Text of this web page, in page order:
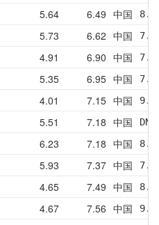
5.64 6.49 中国
5.73 6.62 中国
4.91 6.90 中国
5.35 6.95 中国
4.01 7.15 中国
5.51 7.18 中国
6.23 7.18 中国
5.93 7.37 中国
4.65 7.49 中国
4.67 7.56 中国